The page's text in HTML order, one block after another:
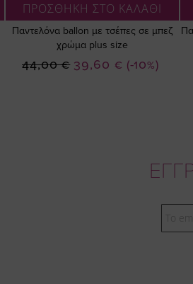
ΠΡΟΣΘΗΚΗ ΣΤΟ ΚΑΛΑΘΙ
Παντελόνα ballon με τσέπες σε μπεζ
χρώμα plus size
(-10%)
Ειδική
39,60 €
44,00 €